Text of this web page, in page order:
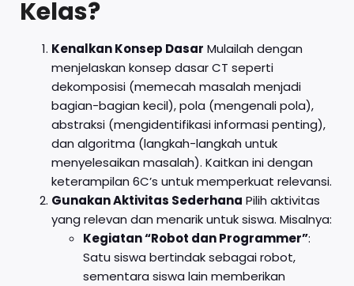
Kelas?
Kenalkan Konsep Dasar Mulailah dengan
menjelaskan konsep dasar CT seperti
dekomposisi (memecah masalah menjadi
bagian-bagian kecil), pola (mengenali pola),
abstraksi (mengidentifikasi informasi penting),
dan algoritma (langkah-langkah untuk
menyelesaikan masalah). Kaitkan ini dengan
keterampilan 6C’s untuk memperkuat relevansi.
Gunakan Aktivitas Sederhana Pilih aktivitas
yang relevan dan menarik untuk siswa. Misalnya:
Kegiatan “Robot dan Programmer”:
Satu siswa bertindak sebagai robot,
sementara siswa lain memberikan